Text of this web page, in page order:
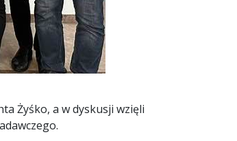
Żyśko, a w dyskusji wzięli